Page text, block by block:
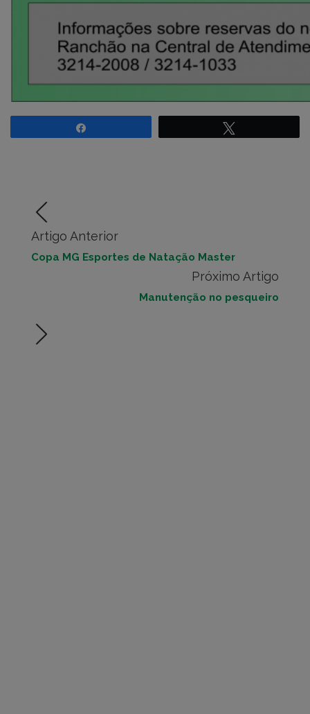
Artigo Anterior
Copa MG Esportes de Natação Master
Próximo Artigo
Manutenção no pesqueiro